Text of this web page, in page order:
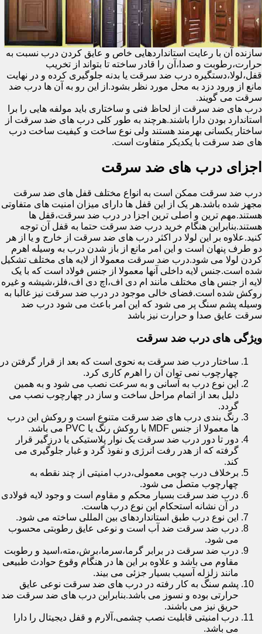
سازنده آن با رعایت استانداردهایی خاص و عایق کردن درب نسبت به
حرارت،رطوبت و صدا،آن را قادر ساخته تا بتواند از تخریب
قفل،لولا،دستگیره درب ضد سرقت یا بدنه جلوگیری کرده و در نهایت
مانع از ورود دزد به محل مورد نظر بشود.از این رو به آن ها درب ضد
سرقت می گویند.
درب های ضد سرقت از لحاظ فنی و ساختاری باید مولفه هایی را برا
استاندارد بودن دارا باشند.هرچند به طور کلی درب های ضد سرقت از
ساختار یکسانی بهرمند هستند ولی نوع ساخت و کیفیت ساخت درب
های ضد سرقت با یکدیکر متفاوت است.
اجزای درب های ضد سرقت
درب ضد سرقت ممکن است به انواع مختلف قفل های ضد سرقت
مجهز شده باشد.هر یک از این قفل ها دارای میزان امنیت های متفاوتی
هستند.مهم ترین و اصلی ترین اجزا در درب ضد سرقت،قفل ها
هستند.بنابراین هنگام خرید درب ضد سرقت حتما به قفل آن توجه
کنید.علاوه بر این لولا در اکثر درب های ضد سرقت از خارج و یا از هر
دو طرف پنهان است و این امر مانع از باز شدن درب به وسیله اهرم
کردن لولا می شود.درب ضد سرقت معمولا از لایه های مختلف تشکیل
شده است.جنس لایه داخلی آنها معمولا از جنس فولاد است که با یک
لایه از جنس های مختلف مانند ام دی اف،اچ دی اف،فلز،شیشه و غیره
روکش شده است.فضای خالی موجود در درب ضد سرقت نیز غالبا به
وسیله پشم سنگ پر می شود که این امر باعث می شود درب ضد
سرقت عایق صدا و حرارت نیز باشد
ویژگی های درب ضد سرقت
ساختار درب ضد سرقت به نحوی است که بعد از قرار گرفتن در
چهارچوب نمی توان آن را اهرم کاری کرد.
این نوع درب به آسانی و به سرعت نصب می شود و به همین
دلیل بعد از اتمام مراحل ساخت و ساز در چهارچوب نصب می
گردد.
رنگ بندی درب های ضد سرقت متنوع است و روکش این درب
ها معمولا از جنس MDF با روکش رنگ یا PVC می باشد.
دور تا دور درب ضد سرقت یک نوار پلاستیکی یا درزگیر قرار
گرفته که از هدر رفت انرژی و نفوذ گرد و غبار جلوگیری می
کند.
برخلاف درب چوبی معمولی،درب امنیتی از چند نقطه به
چهارچوب متصل می شود.
درب ضد سرقت بسیار محکم و مقاوم است و وجود لایه فولادی
در آن نشانه استحکام این نوع درب هاست.
این نوع درب طبق استانداردهای بین المللی ساخته می شود.
درب ضد سرقت ضد آب است و نوعی عایق رطوبتی محسوب
می شود.
درب ضد سرقت در برابر گرما،سرما،برش،مته،اسید و رطوبت
مقاوم می باشد و علاوه بر این ها در هنگام وقوع حوادث طبیعی
مانند زلزله آسیب بسیار جزئی می بیند.
پشم سنگ به کار رفته در درب های ضد سرقت نوعی عایق
حرارتی بوده و نسوز می باشد.بنابراین درب های ضد سرقت ضد
حریق نیز می باشند.
درب امنیتی قابلیت نصب چشمی،آلارم و قفل دیجیتال را دارا
می باشد.